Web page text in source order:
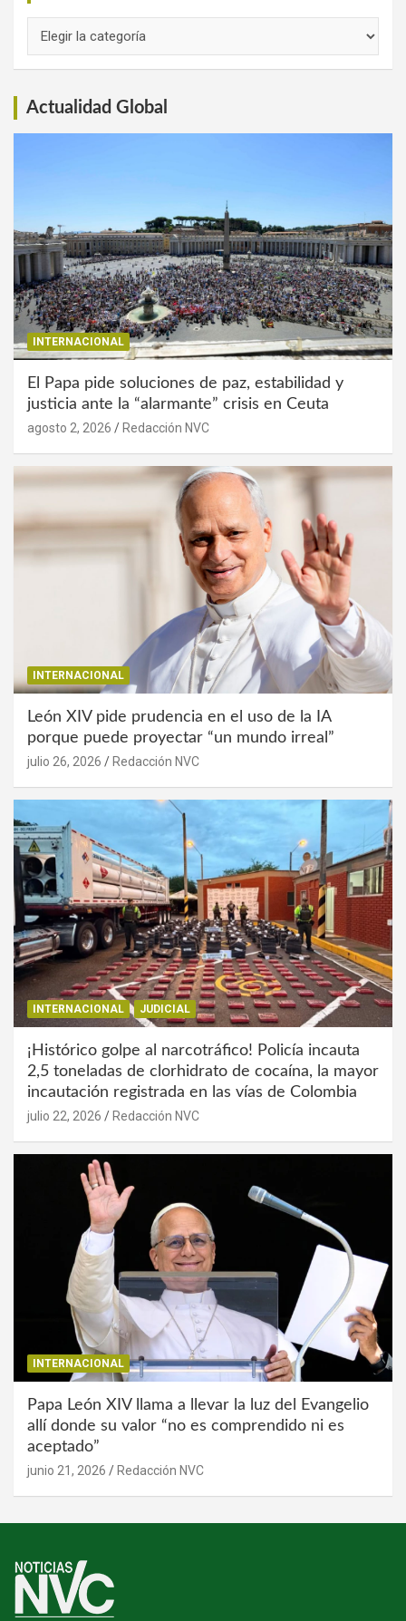
Actualidad Global
INTERNACIONAL
El Papa pide soluciones de paz, estabilidad y
justicia ante la “alarmante” crisis en Ceuta
agosto 2, 2026 Redacción NVC
INTERNACIONAL
León XIV pide prudencia en el uso de la IA
porque puede proyectar “un mundo irreal”
julio 26, 2026 Redacción NVC
INTERNACIONAL JUDICIAL
¡Histórico golpe al narcotráfico! Policía incauta
2,5 toneladas de clorhidrato de cocaína, la mayor
incautación registrada en las vías de Colombia
julio 22, 2026 Redacción NVC
INTERNACIONAL
Papa León XIV llama a llevar la luz del Evangelio
allí donde su valor “no es comprendido ni es
aceptado”
junio 21, 2026 Redacción NVC